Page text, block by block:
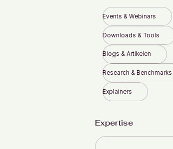
Events & Webinars
Downloads & Tools
Blogs & Artikelen
Research & Benchmarks
Explainers
Expertise